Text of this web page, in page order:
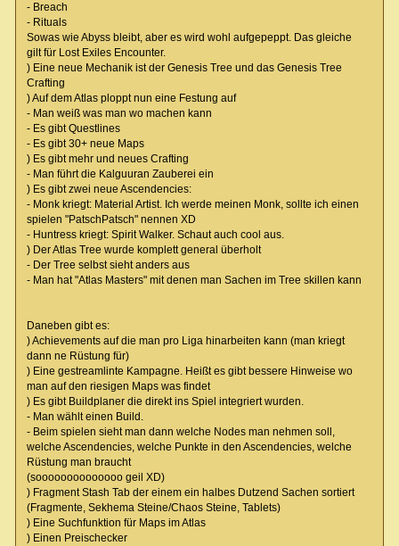
- Breach
- Rituals
Sowas wie Abyss bleibt, aber es wird wohl aufgepeppt. Das gleiche
gilt für Lost Exiles Encounter.
) Eine neue Mechanik ist der Genesis Tree und das Genesis Tree
Crafting
) Auf dem Atlas ploppt nun eine Festung auf
- Man weiß was man wo machen kann
- Es gibt Questlines
- Es gibt 30+ neue Maps
) Es gibt mehr und neues Crafting
- Man führt die Kalguuran Zauberei ein
) Es gibt zwei neue Ascendencies:
- Monk kriegt: Material Artist. Ich werde meinen Monk, sollte ich einen
spielen "PatschPatsch" nennen XD
- Huntress kriegt: Spirit Walker. Schaut auch cool aus.
) Der Atlas Tree wurde komplett general überholt
- Der Tree selbst sieht anders aus
- Man hat "Atlas Masters" mit denen man Sachen im Tree skillen kann
Daneben gibt es:
) Achievements auf die man pro Liga hinarbeiten kann (man kriegt
dann ne Rüstung für)
) Eine gestreamlinte Kampagne. Heißt es gibt bessere Hinweise wo
man auf den riesigen Maps was findet
) Es gibt Buildplaner die direkt ins Spiel integriert wurden.
- Man wählt einen Build.
- Beim spielen sieht man dann welche Nodes man nehmen soll,
welche Ascendencies, welche Punkte in den Ascendencies, welche
Rüstung man braucht
(soooooooooooooo geil XD)
) Fragment Stash Tab der einem ein halbes Dutzend Sachen sortiert
(Fragmente, Sekhema Steine/Chaos Steine, Tablets)
) Eine Suchfunktion für Maps im Atlas
) Einen Preischecker